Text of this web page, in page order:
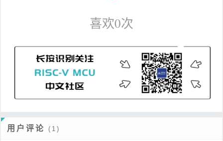
喜欢0次
用户评论 (1)